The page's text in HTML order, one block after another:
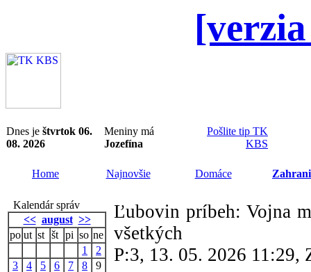
Dnes je štvrtok 06.
08. 2026
Meniny má
Jozefína
Pošlite tip TK
KBS
Home Najnovšie Domáce
Kalendár správ
<< august >>
po ut st št pi so ne
1
2
3
4 5 6 7 8
9
Ľubovin príbeh: Vojna
všetkých
P:3, 13. 05. 2026 11:29,